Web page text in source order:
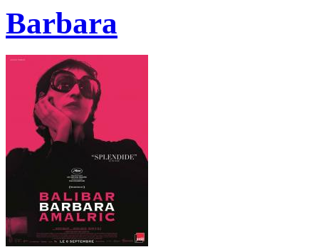
Barbara